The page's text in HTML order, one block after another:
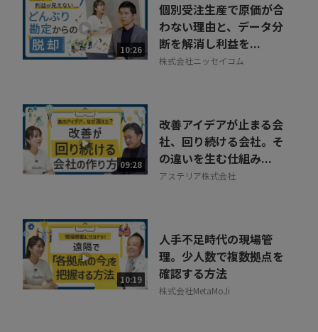
10:26
個別受注生産で原価が合
わない理由と、データ分
断を解消し利益を...
株式会社ニッセイコム
09:28
改善アイデアが止まる会
社、回り続ける会社。そ
の違いを生む仕組み...
アステリア株式会社
10:19
人手不足時代の現場管
理。少人数で複数拠点を
確認する方法
株式会社MetaMoJi